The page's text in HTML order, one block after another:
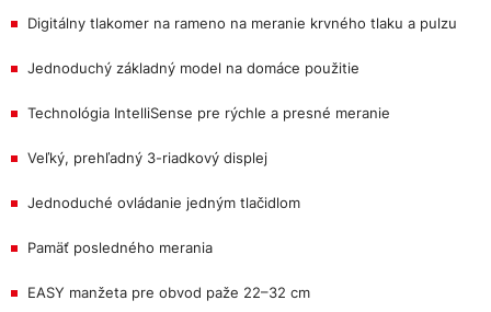
Digitálny tlakomer na rameno na meranie krvného tlaku a pulzu
Jednoduchý základný model na domáce použitie
Technológia IntelliSense pre rýchle a presné meranie
Veľký, prehľadný 3-riadkový displej
Jednoduché ovládanie jedným tlačidlom
Pamäť posledného merania
EASY manžeta pre obvod paže 22–32 cm